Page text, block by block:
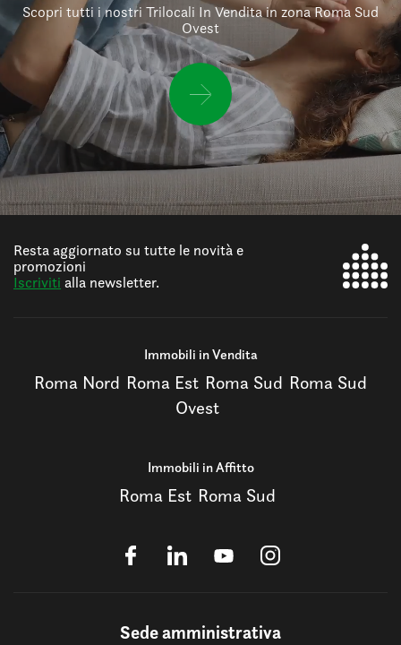
Scopri tutti i nostri Trilocali In Vendita in zona Roma Sud
Ovest
Resta aggiornato su tutte le novità e
promozioni
Iscriviti alla newsletter.
Immobili in Vendita
Roma Nord Roma Est Roma Sud Roma Sud
Ovest
Immobili in Affitto
Roma Est Roma Sud
Sede amministrativa